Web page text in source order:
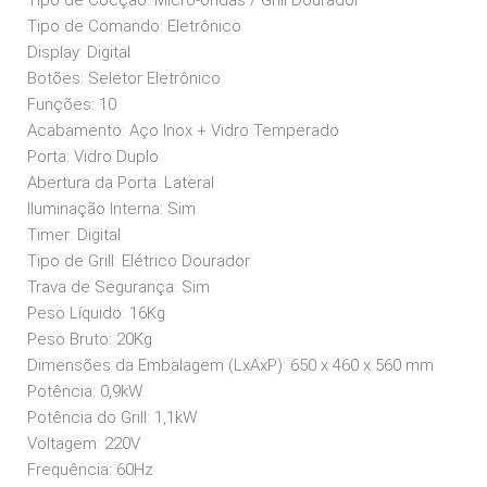
Tipo de Comando: Eletrônico
Display: Digital
Botões: Seletor Eletrônico
Funções: 10
Acabamento: Aço Inox + Vidro Temperado
Porta: Vidro Duplo
Abertura da Porta: Lateral
Iluminação Interna: Sim
Timer: Digital
Tipo de Grill: Elétrico Dourador
Trava de Segurança: Sim
Peso Líquido: 16Kg
Peso Bruto: 20Kg
Dimensões da Embalagem (LxAxP): 650 x 460 x 560 mm
Potência: 0,9kW
Potência do Grill: 1,1kW
Voltagem: 220V
Frequência: 60Hz